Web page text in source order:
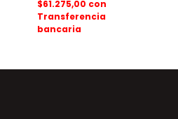
$61.275,00 con
Transferencia
bancaria